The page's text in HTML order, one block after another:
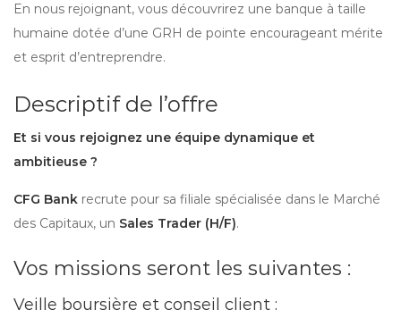
En nous rejoignant, vous découvrirez une banque à taille
humaine dotée d’une GRH de pointe encourageant mérite
et esprit d’entreprendre.
Descriptif de l’offre
Et si vous rejoignez une équipe dynamique et
ambitieuse ?
CFG Bank recrute pour sa filiale spécialisée dans le Marché
des Capitaux, un Sales Trader (H/F).
Vos missions seront les suivantes :
Veille boursière et conseil client :